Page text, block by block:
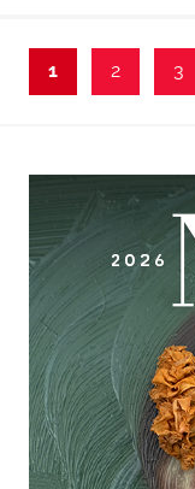
Paginazione
1 2 3